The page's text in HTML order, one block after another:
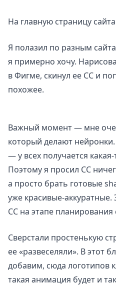
На главную страницу
Я полазил по разным
я примерно хочу.
в Фигме, скинул ее CC и
похожее.
Важный момент — мне
который делают
— у всех получается
Поэтому я просил CC
а просто брать готовые
уже красивые-аккуратные.
CC на этапе планирования
Сверстали простенькую
ее «развеселяли». В этот
добавим, сюда логотипов
такая анимация будет и